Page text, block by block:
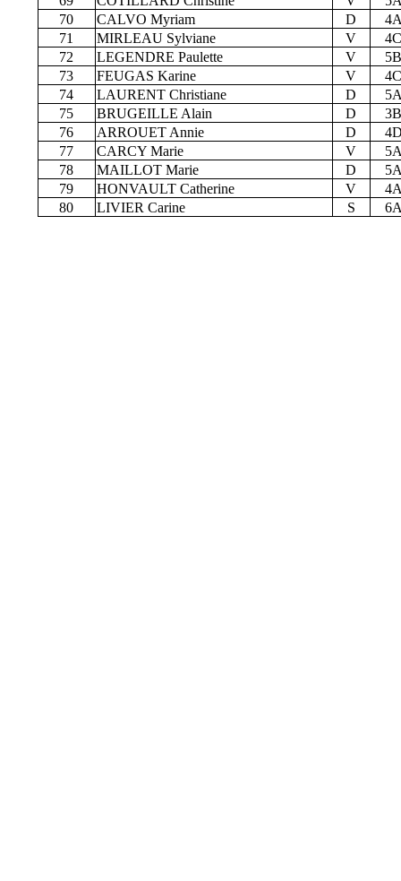
70
CALVO Myriam D
71
MIRLEAU Sylviane V
4C
72
LEGENDRE Paulette V
5B
73
FEUGAS Karine V
4C
74
LAURENT Christiane D
75
BRUGEILLE Alain D
3B
76
ARROUET Annie D
77
CARCY Marie V
78
MAILLOT Marie D
79
HONVAULT Catherine V
80
LIVIER Carine S